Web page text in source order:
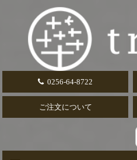
0256-64-8722
ご注文について